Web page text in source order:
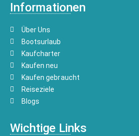
Informationen
Über Uns
Bootsurlaub
Kaufcharter
Kaufen neu
Kaufen gebraucht
Reiseziele
Blogs
Wichtige Links